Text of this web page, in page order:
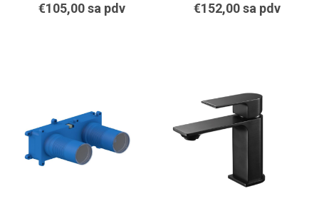
€105,00 sa pdv €152,00 sa pdv